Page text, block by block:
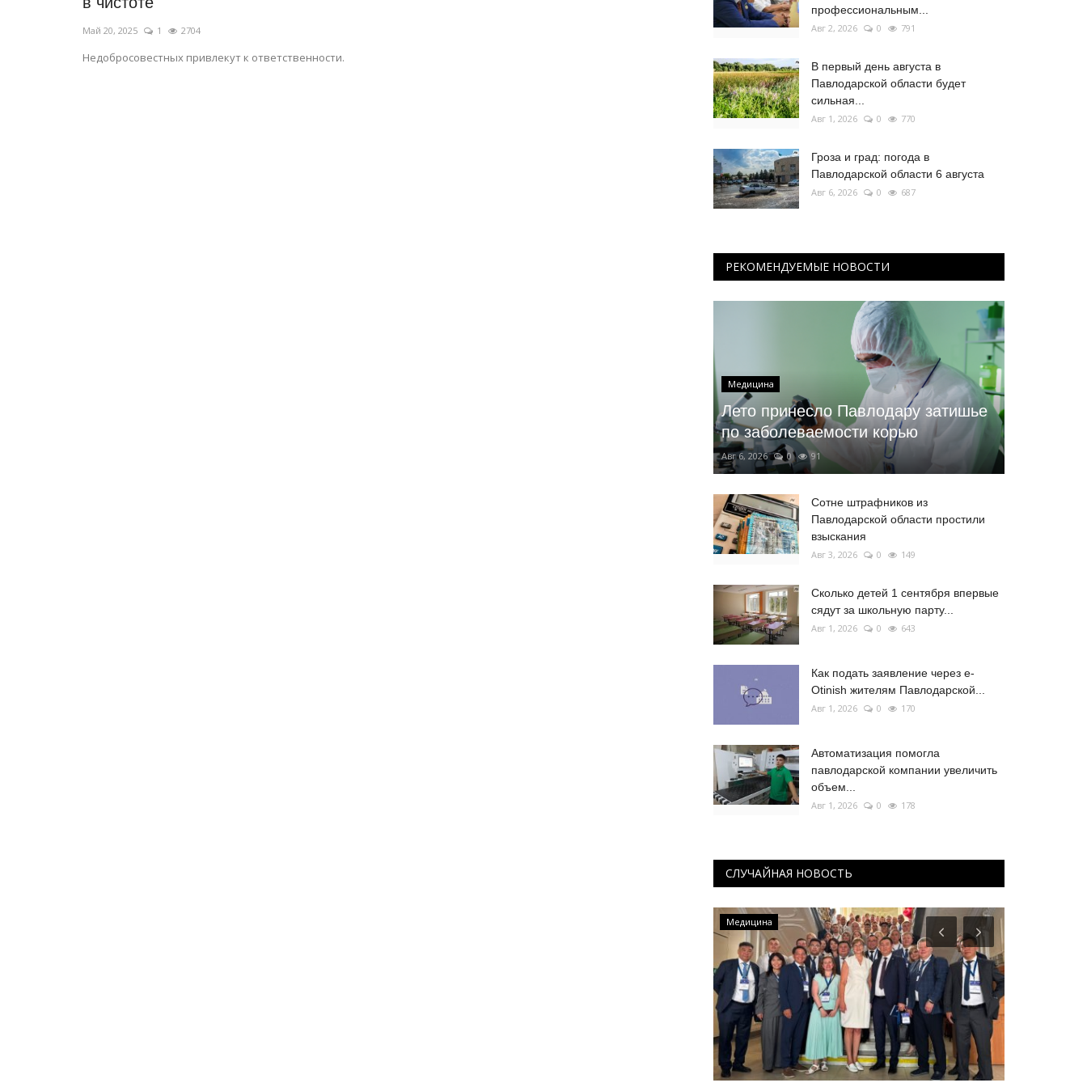
Май 20, 2025 1 2704
Недобросовестных привлекут к ответственности.
профессиональным...
Авг 2, 2026 0 791
В первый день августа в
Павлодарской области будет
сильная...
Авг 1, 2026 0 770
Гроза и град: погода в
Павлодарской области 6 августа
Авг 6, 2026 0 687
РЕКОМЕНДУЕМЫЕ НОВОСТИ
Медицина
Лето принесло Павлодару затишье
по заболеваемости корью
Авг 6, 2026 0 91
Сотне штрафников из
Павлодарской области простили
взыскания
Авг 3, 2026 0 149
Сколько детей 1 сентября впервые
сядут за школьную парту...
Авг 1, 2026 0 643
Как подать заявление через e-
Otinish жителям Павлодарской...
Авг 1, 2026 0 170
Автоматизация помогла
павлодарской компании увеличить
объем...
Авг 1, 2026 0 178
СЛУЧАЙНАЯ НОВОСТЬ
Медицина